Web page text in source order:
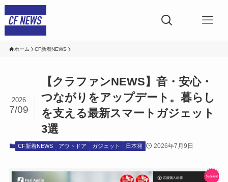
ホーム CF新着NEWS
【クラファンNEWS】音・安心・
つながりをアップデート。暮らし
を支える最新スマートガジェット
3選
2026
7/09
CF新着NEWS アウトドア ガジェット 日本発 2026年7月9日